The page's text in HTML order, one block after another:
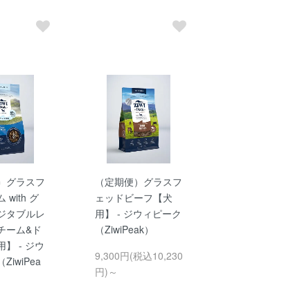
グラスフ
with グ
タブルレ
ーム&ド
】 - ジウ
ZiwiPea
（定期便）グラスフ
ェッドビーフ【犬
用】 - ジウィピーク
（ZiwiPeak）
9,300円(税込10,230
円)～